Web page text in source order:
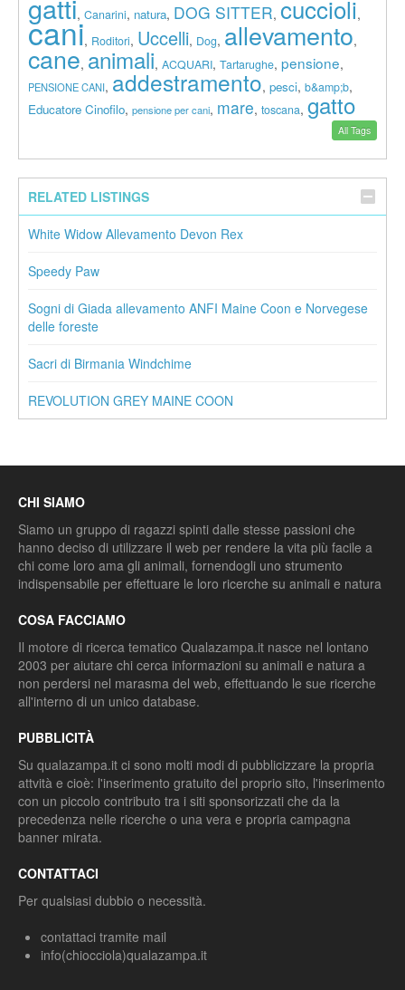
gatti, Canarini, natura, DOG SITTER, cuccioli,
cani, Roditori, Uccelli, Dog, allevamento,
cane, animali, ACQUARI, Tartarughe, pensione,
PENSIONE CANI, addestramento, pesci, b&amp;b,
Educatore Cinofilo, pensione per cani, mare, toscana, gatto
All Tags
RELATED LISTINGS
White Widow Allevamento Devon Rex
Speedy Paw
Sogni di Giada allevamento ANFI Maine Coon e Norvegese
delle foreste
Sacri di Birmania Windchime
REVOLUTION GREY MAINE COON
CHI SIAMO
Siamo un gruppo di ragazzi spinti dalle stesse passioni che
hanno deciso di utilizzare il web per rendere la vita più facile a
chi come loro ama gli animali, fornendogli uno strumento
indispensabile per effettuare le loro ricerche su animali e natura
COSA FACCIAMO
Il motore di ricerca tematico Qualazampa.it nasce nel lontano
2003 per aiutare chi cerca informazioni su animali e natura a
non perdersi nel marasma del web, effettuando le sue ricerche
all'interno di un unico database.
PUBBLICITÀ
Su qualazampa.it ci sono molti modi di pubblicizzare la propria
attvità e cioè: l'inserimento gratuito del proprio sito, l'inserimento
con un piccolo contributo tra i siti sponsorizzati che da la
precedenza nelle ricerche o una vera e propria campagna
banner mirata.
CONTATTACI
Per qualsiasi dubbio o necessità.
contattaci tramite mail
info(chiocciola)qualazampa.it